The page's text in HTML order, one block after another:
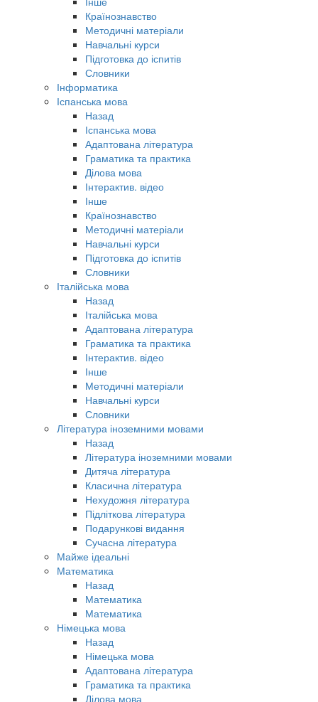
Країнознавство
Методичні матеріали
Навчальні курси
Підготовка до іспитів
Словники
Інформатика
Іспанська мова
Назад
Іспанська мова
Адаптована література
Граматика та практика
Ділова мова
Інтерактив. відео
Інше
Країнознавство
Методичні матеріали
Навчальні курси
Підготовка до іспитів
Словники
Італійська мова
Назад
Італійська мова
Адаптована література
Граматика та практика
Інтерактив. відео
Інше
Методичні матеріали
Навчальні курси
Словники
Література іноземними мовами
Назад
Література іноземними мовами
Дитяча література
Класична література
Нехудожня література
Підліткова література
Подарункові видання
Сучасна література
Майже ідеальні
Математика
Назад
Математика
Математика
Німецька мова
Назад
Німецька мова
Адаптована література
Граматика та практика
Ділова мова